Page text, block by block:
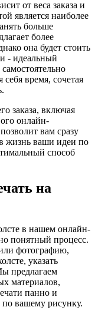
от веса заказа и
является наиболее
больше
более
она будет стоить
- идеальный
себя время, сочетая
заказа, включая
онлайн-
вам сразу
в жизнь ваши идеи по
способ
на
в нашем онлайн-
понятный процесс.
фотографию,
указать
предлагаем
материалов,
панно и
по вашему рисунку.